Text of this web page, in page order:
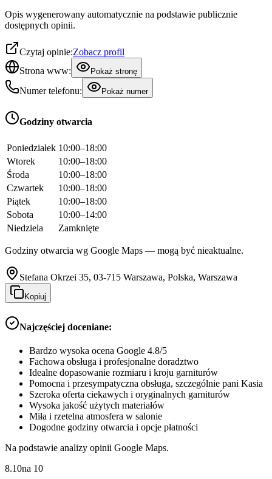
Opis wygenerowany automatycznie na podstawie publicznie
dostępnych opinii.
Czytaj opinie:Zobacz profil
Strona www:
Pokaż stronę
Numer telefonu: Pokaż numer
Godziny otwarcia
Poniedziałek 10:00–18:00
Wtorek
10:00–18:00
Środa
10:00–18:00
Czwartek
10:00–18:00
Piątek
10:00–18:00
Sobota
10:00–14:00
Niedziela
Zamknięte
Godziny otwarcia wg Google Maps — mogą być nieaktualne.
Stefana Okrzei 35, 03-715 Warszawa, Polska, Warszawa
Kopiuj
Najczęściej doceniane:
Bardzo wysoka ocena Google 4.8/5
Fachowa obsługa i profesjonalne doradztwo
Idealne dopasowanie rozmiaru i kroju garniturów
Pomocna i przesympatyczna obsługa, szczególnie pani Kasia
Szeroka oferta ciekawych i oryginalnych garniturów
Wysoka jakość użytych materiałów
Miła i rzetelna atmosfera w salonie
Dogodne godziny otwarcia i opcje płatności
Na podstawie analizy opinii Google Maps.
8.10na 10